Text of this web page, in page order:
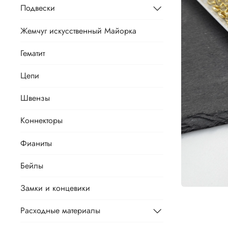
Подвески
Жемчуг искусственный Майорка
Гематит
Цепи
Швензы
Коннекторы
Фианиты
Бейлы
Замки и концевики
Расходные материалы